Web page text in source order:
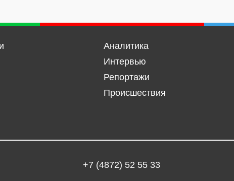
Аналитика
Интервью
Репортажи
Происшествия
+7 (4872) 52 55 33